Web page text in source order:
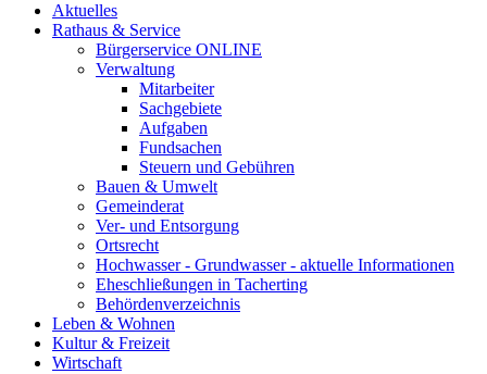
Aktuelles
Rathaus & Service
Bürgerservice ONLINE
Verwaltung
Mitarbeiter
Sachgebiete
Aufgaben
Fundsachen
Steuern und Gebühren
Bauen & Umwelt
Gemeinderat
Ver- und Entsorgung
Ortsrecht
Hochwasser - Grundwasser - aktuelle Informationen
Eheschließungen in Tacherting
Behördenverzeichnis
Leben & Wohnen
Kultur & Freizeit
Wirtschaft